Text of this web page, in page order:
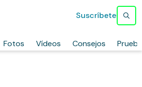
Fotos Vídeos Consejos
Suscríbete